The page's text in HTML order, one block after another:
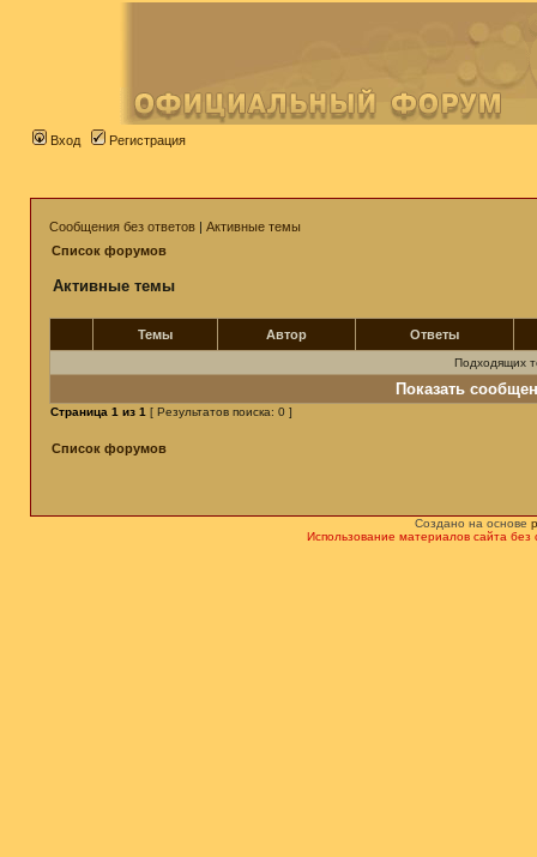
Вход Регистрация
Сообщения без ответов | Активные темы
Список форумов
Активные темы
Темы Автор Ответы
Подходящих
Показать
Страница 1 из 1 [ Результатов поиска: 0 ]
Список форумов
Создано на основе
Использование материалов сайта